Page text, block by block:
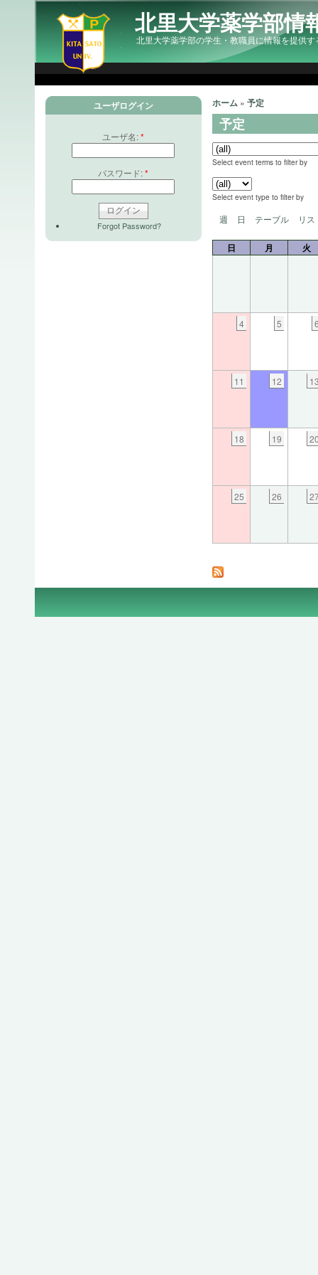
北里大学薬学部情
北里大学薬学部の学生・教職員に情報を提供
ユーザログイン
ユーザ名:*
パスワード:*
Forgot Password?
ホーム » 予定
予定
Select event terms to filter by
Select event type to filter by
週 日 テーブル リス
日 月 火
4 5
11 12
18 19
25 26